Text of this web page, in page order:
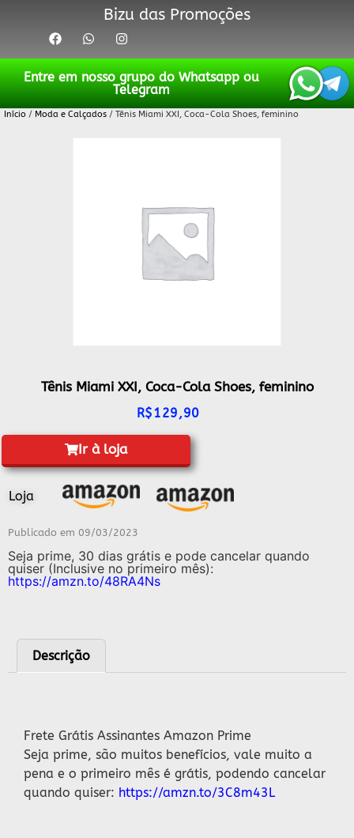
Bizu das Promoções
Entre em nosso grupo do Whatsapp ou
Telegram
Início / Moda e Calçados / Tênis Miami XXI, Coca-Cola Shoes, feminino
Tênis Miami XXI, Coca-Cola Shoes, feminino
R$129,90
Ir à loja
Loja
Publicado em 09/03/2023
Seja prime, 30 dias grátis e pode cancelar quando
quiser (Inclusive no primeiro mês):
https://amzn.to/48RA4Ns
Descrição
Frete Grátis Assinantes Amazon Prime
Seja prime, são muitos benefícios, vale muito a
pena e o primeiro mês é grátis, podendo cancelar
quando quiser: https://amzn.to/3C8m43L